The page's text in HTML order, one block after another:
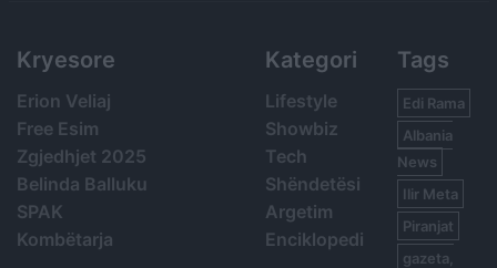
Kryesore
Erion Veliaj
Free Esim
Zgjedhjet 2025
Belinda Balluku
SPAK
Kombëtarja
Kategori
Lifestyle
Showbiz
Tech
Shëndetësi
Argetim
Enciklopedi
Tags
Edi Rama
Albania
News
Ilir Meta
Piranjat
gazeta,